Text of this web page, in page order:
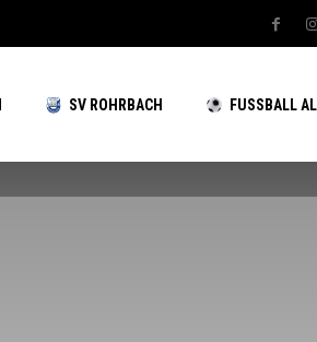
SV ROHRBACH FUSSBALL